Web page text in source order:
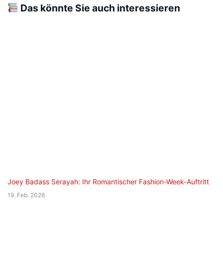
Das könnte Sie auch interessieren
Joey Badass Serayah: Ihr Romantischer Fashion-Week-Auftritt
19. Feb. 2026